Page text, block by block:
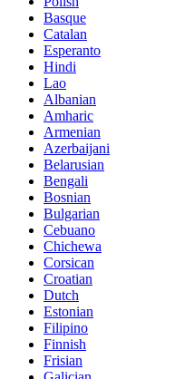
Basque
Catalan
Esperanto
Hindi
Lao
Albanian
Amharic
Armenian
Azerbaijani
Belarusian
Bengali
Bosnian
Bulgarian
Cebuano
Chichewa
Corsican
Croatian
Dutch
Estonian
Filipino
Finnish
Frisian